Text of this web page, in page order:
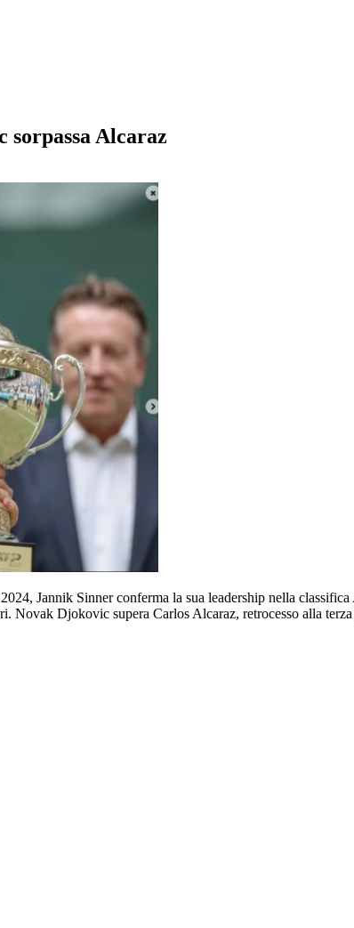
sorpassa Alcaraz
Jannik Sinner conferma la sua leadership nella
Novak Djokovic supera Carlos Alcaraz, retrocesso alla